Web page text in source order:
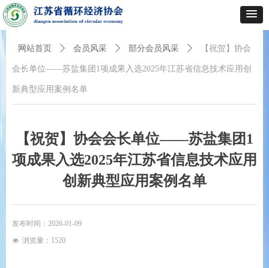
【祝贺】协会会长单位——苏盐集团1
项成果入选2025年江苏省信息技术应用
创新典型应用案例名单
发布时间： 2026-01-09
넶 浏览量： 1520
网站首页 ꄲ 会员风采 ꄲ 部分会员风采 ꄲ 【祝贺】协会
会长单位——苏盐集团1项成果入选2025年江苏省信息技术应用创
新典型应用案例名单